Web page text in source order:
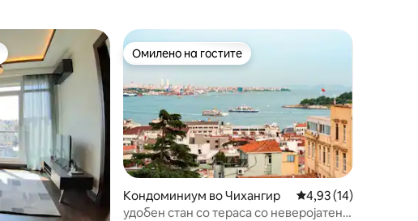
Омилено на гостите
Омилено на гостите
Кондоминиум во Чихангир Просечна оцена:
4,93 (14)
удобен стан со тераса со неверојатен